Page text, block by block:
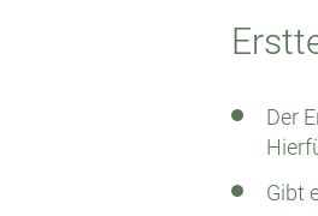
Der
Gibt